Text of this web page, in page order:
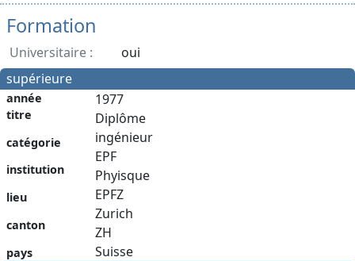
Formation
Universitaire :
oui
supérieure
année
titre
catégorie
institution
lieu
canton
pays
1977
Diplôme
ingénieur
EPF
Phyisque
EPFZ
Zurich
ZH
Suisse